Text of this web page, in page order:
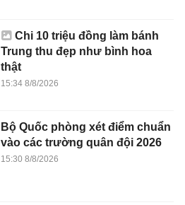
Chi 10 triệu đồng làm bánh
Trung thu đẹp như bình hoa
thật
15:34 8/8/2026
Bộ Quốc phòng xét điểm chuẩn
vào các trường quân đội 2026
15:30 8/8/2026